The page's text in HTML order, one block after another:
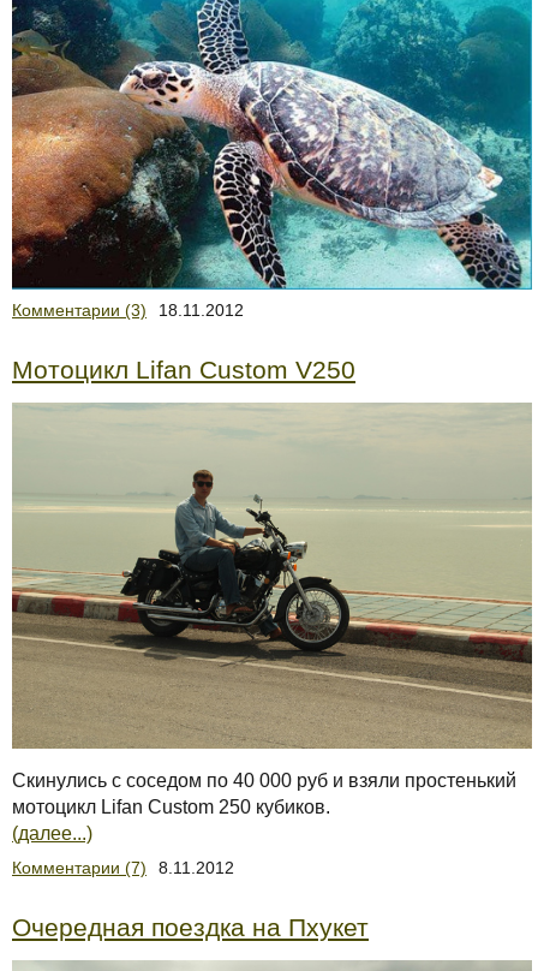
Комментарии (3) 18.11.2012
Мотоцикл Lifan Custom V250
Скинулись с соседом по 40 000 руб и взяли простенький
мотоцикл Lifan Custom 250 кубиков.
(далее...)
Комментарии (7) 8.11.2012
Очередная поездка на Пхукет